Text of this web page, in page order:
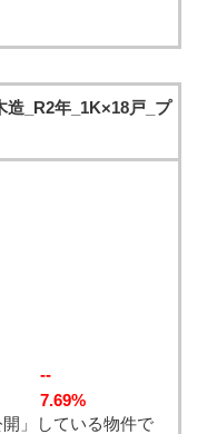
造_R2年_1K×18戸_プ
--
7.69%
」している物件で